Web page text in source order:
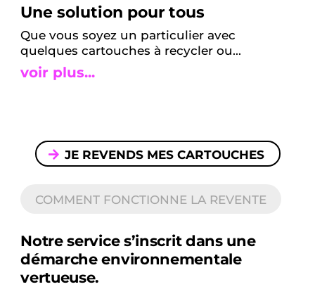
Une solution pour tous
Que vous soyez un particulier avec
quelques cartouches à recycler ou...
voir plus...
JE REVENDS MES CARTOUCHES
COMMENT FONCTIONNE LA REVENTE
Notre service s’inscrit dans une
démarche environnementale
vertueuse.